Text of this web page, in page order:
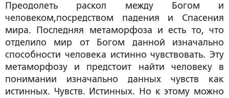
Преодолеть раскол между Богом и
человеком,посредством падения и Спасения
мира. Последняя метаморфоза и есть то, что
отделило мир от Богом данной изначально
способности человека истинно чувствовать. Эту
метаморфозу и предстоит найти человеку в
понимании изначально данных чувств как
истинных. Чувств. Истинных. Но к этому можно